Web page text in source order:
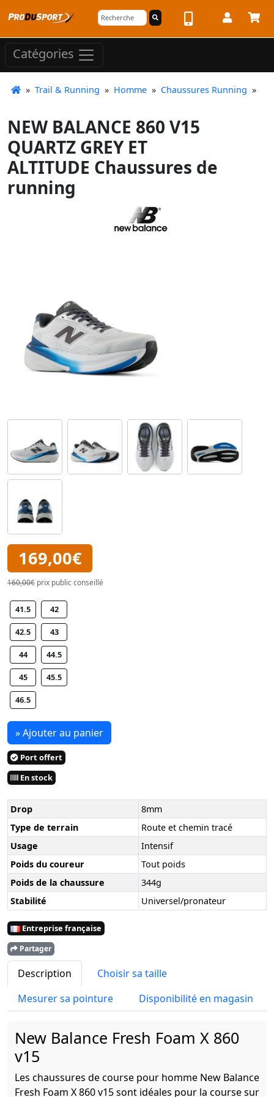
Catégories
» Trail & Running » Homme » Chaussures Running »
NEW BALANCE 860 V15
QUARTZ GREY ET
ALTITUDE Chaussures de
running
169,00€
160,00€ prix public conseillé
41.5 42
42.5 43
44 44.5
45 45.5
46.5
» Ajouter au panier
Port offert
En stock
Drop
8mm
Type de terrain
Route et chemin tracé
Usage
Intensif
Poids du coureur
Tout poids
Poids de la chaussure
344g
Stabilité
Universel/pronateur
Entreprise française
Partager
Description
Choisir sa taille
Mesurer sa pointure
Disponibilité en magasin
New Balance Fresh Foam X 860
v15
Les chaussures de course pour homme New Balance
Fresh Foam X 860 v15 sont idéales pour la course sur